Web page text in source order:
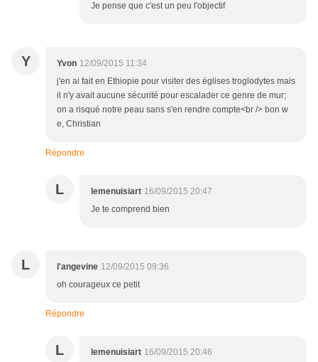
Je pense que c'est un peu l'objectif
Y Yvon 12/09/2015 11:34
j'en ai fait en Ethiopie pour visiter des églises troglodytes mais
il n'y avait aucune sécurité pour escalader ce genre de mur;
on a risqué notre peau sans s'en rendre compte<br /> bon w
e, Christian
Répondre
L lemenuisiart 16/09/2015 20:47
Je te comprend bien
L l'angevine 12/09/2015 09:36
oh courageux ce petit
Répondre
L lemenuisiart 16/09/2015 20:46